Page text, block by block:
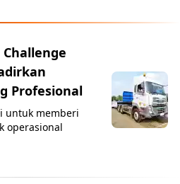
Profesional
untuk memberi
operasional